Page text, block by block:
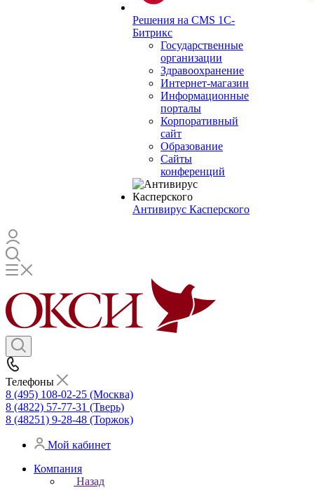
Решения на CMS 1С-
Битрикс
Государственные
организации
Здравоохранение
Интернет-магазин
Информационные
порталы
Корпоративный
сайт
Образование
Сайты
конференций
Антивирус Касперского
Телефоны
8 (495) 108-02-25 (Москва)
8 (4822) 57-77-31 (Тверь)
8 (48251) 9-28-48 (Торжок)
Мой кабинет
Компания
Назад